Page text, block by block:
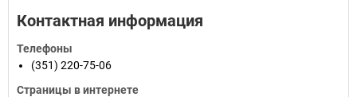
Контактная информация
Телефоны
(351) 220-75-06
Страницы в интернете